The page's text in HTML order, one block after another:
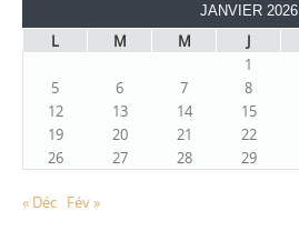
JANVIER 2026
L M M J
1
5
6 7 8
12
13 14 15
19
20 21 22
26
27 28 29
« Déc Fév »